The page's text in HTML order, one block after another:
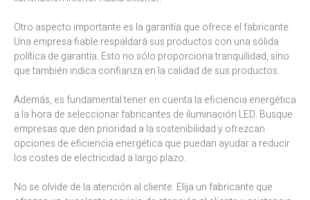
Otro aspecto importante es la garantía que ofrece el fabricante.
Una empresa fiable respaldará sus productos con una sólida
política de garantía. Esto no sólo proporciona tranquilidad, sino
que también indica confianza en la calidad de sus productos.
Además, es fundamental tener en cuenta la eficiencia energética
a la hora de seleccionar fabricantes de iluminación LED. Busque
empresas que den prioridad a la sostenibilidad y ofrezcan
opciones de eficiencia energética que puedan ayudar a reducir
los costes de electricidad a largo plazo.
No se olvide de la atención al cliente. Elija un fabricante que